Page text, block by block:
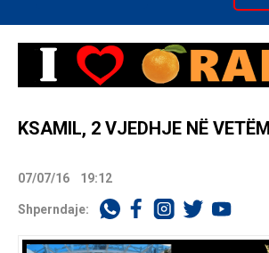
KSAMIL, 2 VJEDHJE NË
07/07/16 19:12
Shperndaje: